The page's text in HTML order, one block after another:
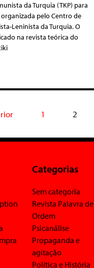
da Turquia (TKP) para
pelo Centro de
Leninista da Turquia. O
na revista teórica do
1 2
Categorias
Sem categoria
Revista Palavra de
Ordem
Psicanálise
Propaganda e
agitação
Política e História